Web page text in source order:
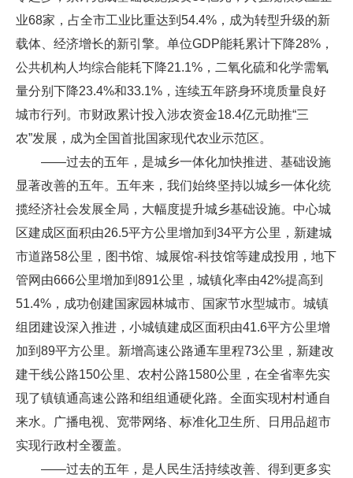
业68家，占全市工业比重达到54.4%，成为转型升级的新
载体、经济增长的新引擎。单位GDP能耗累计下降28%，
公共机构人均综合能耗下降21.1%，二氧化硫和化学需氧
量分别下降23.4%和33.1%，连续五年跻身环境质量良好
城市行列。市财政累计投入涉农资金18.4亿元助推“三
农”发展，成为全国首批国家现代农业示范区。
——过去的五年，是城乡一体化加快推进、基础设施
显著改善的五年。五年来，我们始终坚持以城乡一体化统
揽经济社会发展全局，大幅度提升城乡基础设施。中心城
区建成区面积由26.5平方公里增加到34平方公里，新建城
市道路58公里，图书馆、城展馆-科技馆等建成投用，地下
管网由666公里增加到891公里，城镇化率由42%提高到
51.4%，成功创建国家园林城市、国家节水型城市。城镇
组团建设深入推进，小城镇建成区面积由41.6平方公里增
加到89平方公里。新增高速公路通车里程73公里，新建改
建干线公路150公里、农村公路1580公里，在全省率先实
现了镇镇通高速公路和组组通硬化路。全面实现村村通自
来水。广播电视、宽带网络、标准化卫生所、日用品超市
实现行政村全覆盖。
——过去的五年，是人民生活持续改善、得到更多实